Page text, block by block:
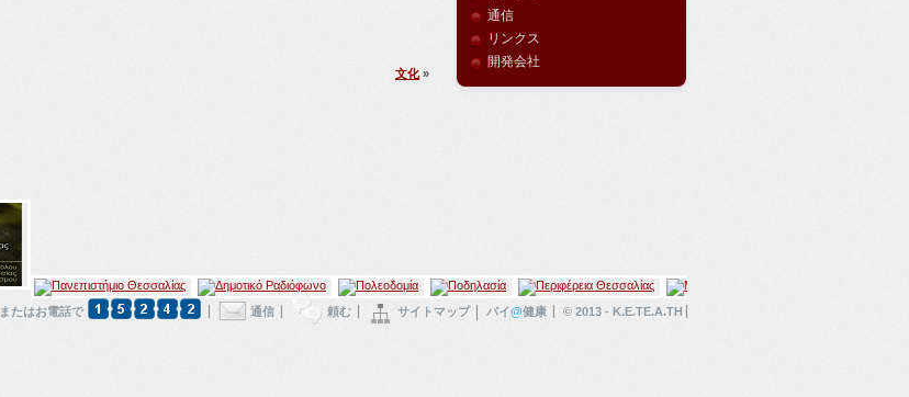
文化»
通信
リンクス
開発会社
またはお電話で 通信 頼む サイトマップ バイ@健康 © 2013 - K.E.TE.A.TH